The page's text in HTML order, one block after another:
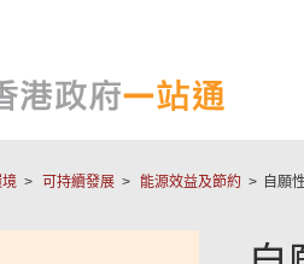
可持續發展 能源效益及節約 自願